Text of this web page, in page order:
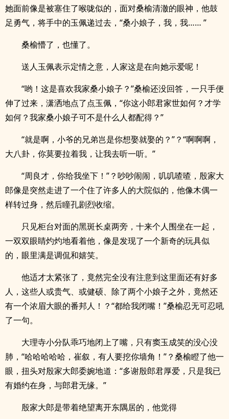
她面前像是被塞住了喉咙似的，面对桑榆清澈的眼神，他鼓
足勇气，将手中的玉佩递过去，“桑小娘子，我，我…… ”
桑榆懵了，也懂了。
送人玉佩表示定情之意，人家这是在向她示爱呢！
“哟！这是喜欢我家桑小娘子？”桑榆还没回答，一只手便
伸了过来，潇洒地点了点玉佩，“你这小郎君家世如何？才学
如何？我家桑小娘子可不是什么人都配得？”
“就是啊，小爷的兄弟岂是你想娶就娶的？”？“啊啊啊，
大八卦，你莫要拉着我，让我去听一听。”
“周良才，你给我坐下！”？吵吵闹闹，叽叽喳喳，殷家大
郎像是突然走进了一个住了许多人的大院似的，他像木偶一
样转过身，然后瞳孔剧烈收缩。
只见柜台对面的黑斑长桌两旁，十来个人围坐在一起，
一双双眼睛灼灼地看着他，像是发现了一个新奇的玩具似
的，眼里满是调侃和嬉笑。
他适才太紧张了，竟然完全没有注意到这里面还有好多
人，这些人或贵气、或健硕、除了两个小娘子之外，竟然还
有一个浓眉大眼的番邦人！？“都给我闭嘴！”桑榆忍无可忍吼
了一句。
大理寺小分队乖巧地闭上了嘴，只有窦玉成笑的没心没
肺，“哈哈哈哈哈，崔叙，有人要挖你墙角！”？桑榆瞪了他一
眼，扭头对殷家大郎委婉地道：“多谢殷郎君厚爱，只是我已
有婚约在身，与郎君无缘。”
殷家大郎是带着绝望离开东隅居的，他觉得